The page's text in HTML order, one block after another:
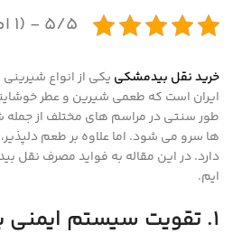
5/5 - (1 امتیاز)
خرید نقل بیدمشکی یکی از انواع
ایران است که طعمی شیرین و عطر
طور سنتی در مراسم های مختلف از
ها سرو می شود. اما علاوه بر طعم
دارد. در این مقاله به فواید مصرف نقل
ایم.
1. تقویت سیستم ایمنی بدن